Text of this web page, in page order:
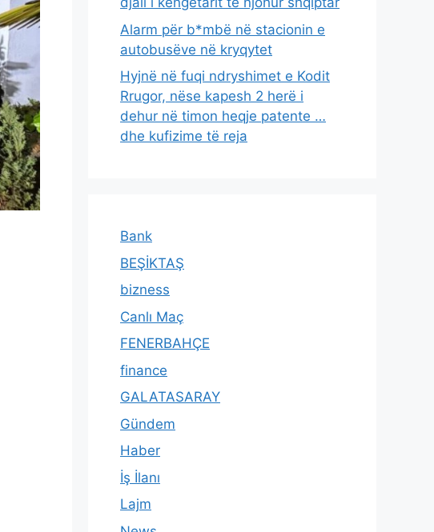
Alarm për b*mbë në stacionin e
autobusëve në kryqytet
Hyjnë në fuqi ndryshimet e Kodit
Rrugor, nëse kapesh 2 herë i
dehur në timon heqje patente …
dhe kufizime të reja
Bank
BEŞİKTAŞ
bizness
Canlı Maç
FENERBAHÇE
finance
GALATASARAY
Gündem
Haber
İş İlanı
Lajm